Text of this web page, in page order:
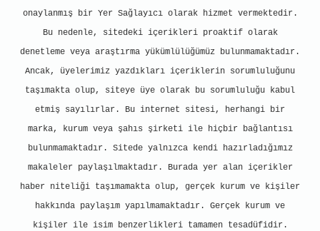
onaylanmış bir Yer Sağlayıcı olarak hizmet vermektedir.
Bu nedenle, sitedeki içerikleri proaktif olarak
denetleme veya araştırma yükümlülüğümüz bulunmamaktadır.
Ancak, üyelerimiz yazdıkları içeriklerin sorumluluğunu
taşımakta olup, siteye üye olarak bu sorumluluğu kabul
etmiş sayılırlar. Bu internet sitesi, herhangi bir
marka, kurum veya şahıs şirketi ile hiçbir bağlantısı
bulunmamaktadır. Sitede yalnızca kendi hazırladığımız
makaleler paylaşılmaktadır. Burada yer alan içerikler
haber niteliği taşımamakta olup, gerçek kurum ve kişiler
hakkında paylaşım yapılmamaktadır. Gerçek kurum ve
kişiler ile isim benzerlikleri tamamen tesadüfidir.